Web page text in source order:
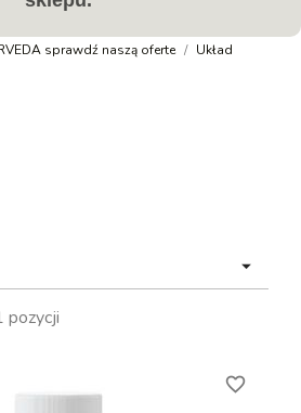
sprawdź naszą oferte
Układ

pozycji
favorite_border